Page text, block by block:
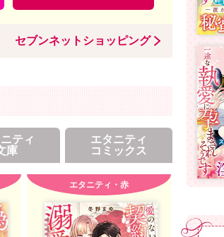
セブンネットショッピング
ティ
庫
エタニティ
コミックス
エタニティ・赤